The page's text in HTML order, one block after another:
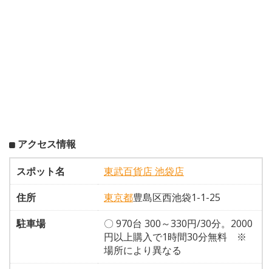
アクセス情報
スポット名
東武百貨店 池袋店
住所
東京都豊島区西池袋1-1-25
駐車場
〇 970台 300～330円/30分。2000
円以上購入で1時間30分無料 ※
場所により異なる